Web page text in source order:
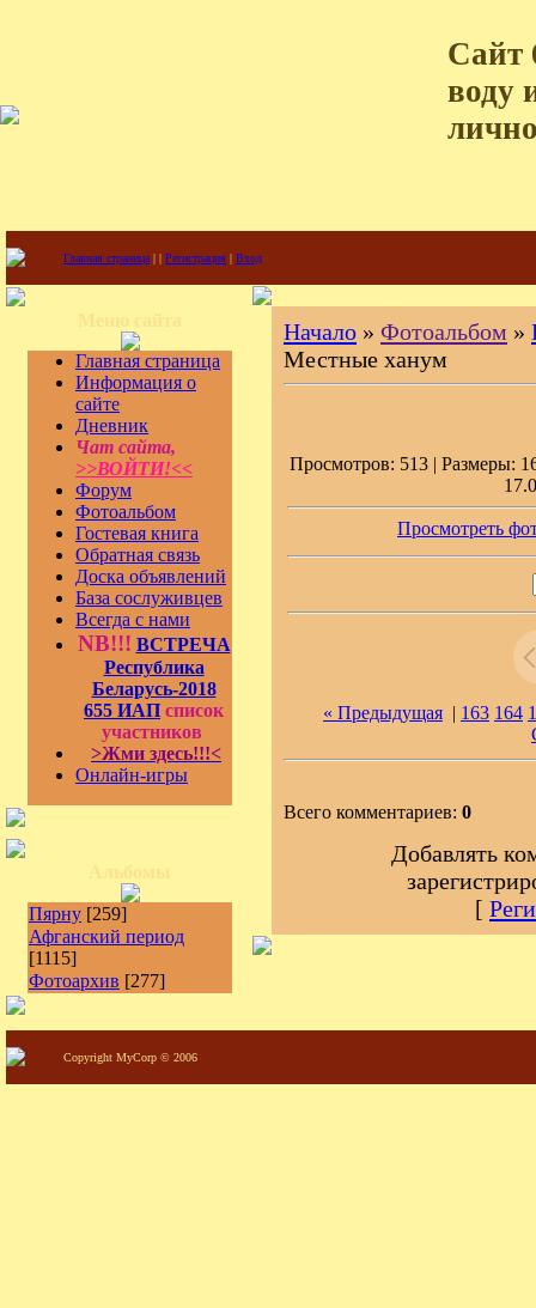
Сайт
воду
Главная страница | | Регистрация | Вход
Главная страница
Информация о
сайте
Дневник
Чат сайта,
>>ВОЙТИ!<<
Форум
Фотоальбом
Гостевая книга
Обратная связь
Доска объявлений
База сослуживцев
Всегда с нами
NB!!! ВСТРЕЧА
Республика
Беларусь-2018
655 ИАП список
участников
>Жми здесь!!!<
Онлайн-игры
Пярну [259]
Афганский период
[1115]
Фотоархив [277]
Начало » Фотоальбом »
Местные ханум
Просмотров: 513 | Размеры:
Просмотреть
« Предыдущая | 163 164
Всего комментариев: 0
Добавлять
[
Copyright MyCorp © 2006